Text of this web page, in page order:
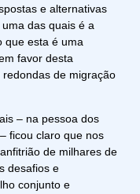
e alternativas
das quais é a
que esta é uma
favor desta
de migração
– na pessoa dos
ficou claro que nos
de milhares de
desafios e
conjunto e